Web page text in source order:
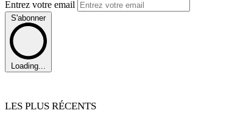
Entrez votre email
S'abonner
Loading...
LES PLUS RÉCENTS